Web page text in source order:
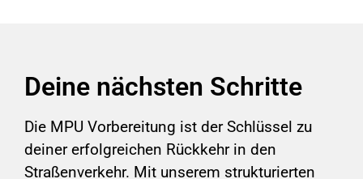
Deine nächsten Schritte
Die MPU Vorbereitung ist der Schlüssel zu
deiner erfolgreichen Rückkehr in den
Straßenverkehr. Mit unserem strukturierten